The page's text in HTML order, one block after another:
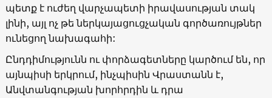
պետք է ուժեղ վարչապետի իրավասության տակ
լինի, այլ ոչ թե ներկայացուցչական գործառույթներ
ունեցող նախագահի:
Ընդդիմությունն ու փորձագետները կարծում են, որ
այնպիսի երկրում, ինչպիսին Վրաստանն է,
Անվտանգության խորհրդին և դրա